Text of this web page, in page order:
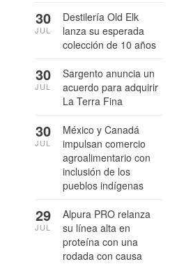
Destilería Old Elk
lanza su esperada
colección de 10 años
30
JUL
Sargento anuncia un
acuerdo para adquirir
La Terra Fina
30
JUL
México y Canadá
impulsan comercio
agroalimentario con
inclusión de los
pueblos indígenas
30
JUL
Alpura PRO relanza
su línea alta en
proteína con una
rodada con causa
29
JUL